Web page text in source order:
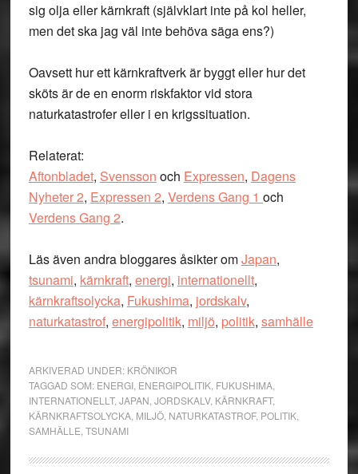
sig olja eller kärnkraft (självklart inte på kol heller,
men det ska jag väl inte behöva säga ens?)
Oavsett hur ett kärnkraftverk är byggt eller hur det
sköts är de en enorm riskfaktor vid stora
naturkatastrofer eller i en krigssituation.
Relaterat:
Aftonbladet, Svensson och Expressen, Dagens
Nyheter 2, Expressen 2, Verdens Gang 1 och
Verdens Gang 2.
Läs även andra bloggares åsikter omJapan,
tsunami, kärnkraft, energi, internationellt,
kärnkraftsolycka, Fukushima, jordskalv,
naturkatastrof, energipolitik, miljö, politik, samhälle
ARKIVERAD UNDER: KRÖNIKOR
TAGGAD SOM: ENERGI, ENERGIPOLITIK, FUKUSHIMA,
INTERNATIONELLT, JAPAN JORDSKALV, KÄRNKRAFT,
KÄRNKRAFTSOLYCKA, MILJÖ, NATURKATASTROF, POLITIK,
SAMHÄLLE TSUNAMI